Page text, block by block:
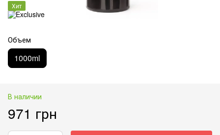
Хит
Объем
1000ml
В наличии
971 грн